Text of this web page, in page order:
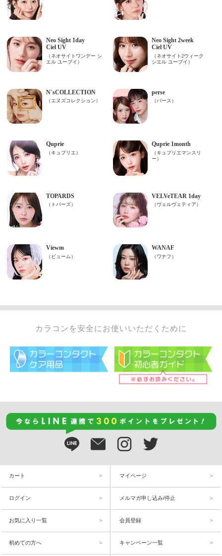
カラコンを安全にお使いいただくために
カート マイページ
ログイン メルマガ申し込み/停止
お気に入り一覧 会員登録
初めての方へ キャンペーン一覧